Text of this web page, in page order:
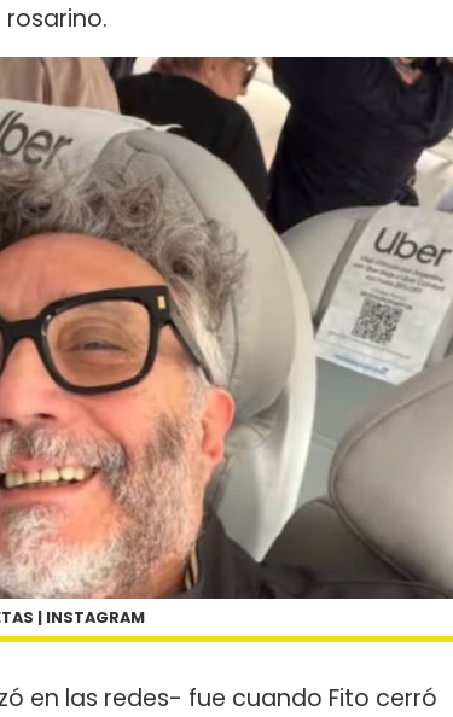
| INSTAGRAM
en las redes- fue cuando Fito cerró